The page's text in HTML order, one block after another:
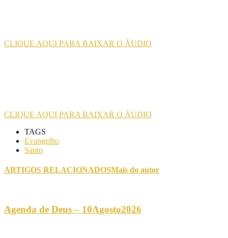
CLIQUE AQUI PARA BAIXAR O ÁUDIO
CLIQUE AQUI PARA BAIXAR O ÁUDIO
TAGS
Evangelho
Santo
ARTIGOS RELACIONADOSMais do autor
Agenda de Deus – 10Agosto2026